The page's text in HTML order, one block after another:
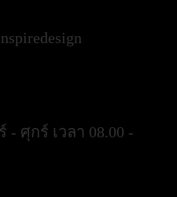
- ศุกร์ เวลา 08.00 -